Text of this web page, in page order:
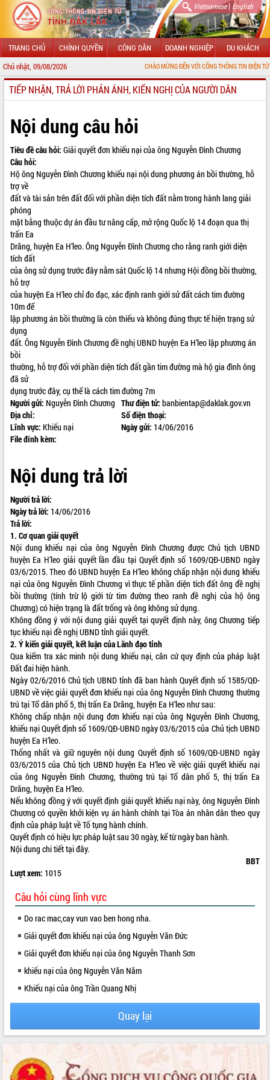
Vietnamese| English
TRANG CHỦ CHÍNH QUYỀN CÔNG DÂN DOANH NGHIỆP DU KHÁCH
Chủ nhật, 09/08/2026 CHÀO MỪNG ĐẾN VỚI CỔNG THÔNG TIN ĐIỆN TỬ TỈNH
GIỚI THIỆU
TIN TỨC SỰ KIỆN
SỞ, BAN, NGÀNH
UBND CÁC XÃ, PHƯỜNG
THÔNG TIN CHỈ ĐẠO ĐIỀU HÀNH
HỆ THỐNG VĂN BẢN
VĂN BẢN HĐND TỈNH
ĐIỂM TIN VĂN BẢN
QUY HOẠCH - KẾ HOẠCH
VIDEO
Khám bệnh, cấp phát thuốc miễn phí
và tặng quà người dân xã Cư Pui
Hội nghị UBND tỉnh Đắk Lắk thường kỳ
tháng 7/2026
Lễ truy tặng danh hiệu “Bà Mẹ Việt
Nam Anh hùng” và trao Huân chương
Lao động
UBND tỉnh Đắk Lắk triển khai nhiệm
vụ 6 tháng cuối năm 2026
Kỳ họp thứ Hai, Hội đồng nhân dân
tỉnh khóa XI quyết nghị nhiều nội dung
quan trọng
Bí thư Tỉnh ủy Lương Nguyễn Minh
Triết thăm, tặng quà người có công với
Rà soát, hoàn thiện hệ thống thiết chế
phát triển mới
Thường trực HĐND tỉnh Đắk Lắk gặp
mặt Đoàn chuyên gia y tế TP. Hồ Chí
Minh
Lễ truy điệu và an táng hài cốt liệt sĩ
tại Nghĩa trang Liệt sĩ xã Sơn Hòa
xuất khẩu sầu riêng và triển khai quy
định EUDR
trường Nguyễn Hoàng Hiệp khảo sát
vùng trồng và doanh nghiệp đóng gói
sầu riêng tại Đắk Lắk
Trình diễn nghệ thuật chế biến các
ALBUM ẢNH
TIẾP NHẬN, TRẢ LỜI PHẢN ÁNH, KIẾN NGHỊ CỦA NGƯỜI DÂN
Nội dung câu hỏi
Tiêu đề câu hỏi: Giải quyết đơn khiếu nại của ông Nguyễn Đình Chương
Câu hỏi:
Hộ ông Nguyễn Đình Chương khiếu nại nội dung phương án bồi thường, hỗ
trợ về
đất và tài sản trên đất đối với phần diện tích đất nằm trong hành lang giải
phóng
mặt bằng thuộc dự án đầu tư nâng cấp, mở rộng Quốc lộ 14 đoạn qua thị
trấn Ea
Drăng, huyện Ea H’leo. Ông Nguyễn Đình Chương cho rằng ranh giới diện
tích đất
của ông sử dụng trước đây nằm sát Quốc lộ 14 nhưng Hội đồng bồi thường,
hỗ trợ
của huyện Ea H’leo chỉ đo đạc, xác định ranh giới sử đất cách tim đường
10m để
lập phương án bồi thường là còn thiếu và không đúng thực tế hiện trạng sử
dụng
đất. Ông Nguyễn Đình Chương đề nghị UBND huyện Ea H’leo lập phương án
bồi
thường, hỗ trợ đối với phần diện tích đất gần tim đường mà hộ gia đình ông
đã sử
dụng trước đây, cụ thể là cách tim đường 7m
Người gửi: Nguyễn Đình Chương Thư điện tử: banbientap@daklak.gov.vn
Địa chỉ:
Số điện thoại:
Lĩnh vực: Khiếu nại Ngày gửi: 14/06/2016
File đính kèm:
Nội dung trả lời
Người trả lời:
Ngày trả lời: 14/06/2016
Trả lời:
1. Cơ quan giải quyết
Nội dung khiếu nại của ông Nguyễn Đình Chương được Chủ tịch UBND
huyện Ea H’leo giải quyết lần đầu tại Quyết định số 1609/QĐ-UBND ngày
03/6/2015. Theo đó UBND huyện Ea H’leo không chấp nhận nội dung khiếu
nại của ông Nguyễn Đình Chương vì thực tế phần diện tích đất ông đề nghị
bồi thường (tính trừ lộ giới từ tim đường theo ranh đề nghị của hộ ông
Chương) có hiện trạng là đất trống và ông không sử dụng.
Không đồng ý với nội dung giải quyết tại quyết định này, ông Chương tiếp
tục khiếu nại đề nghị UBND tỉnh giải quyết.
2. Ý kiến giải quyết, kết luận của Lãnh đạo tỉnh
Qua kiểm tra xác minh nội dung khiếu nại, căn cứ quy định của pháp luật
Đất đai hiện hành.
Ngày 02/6/2016 Chủ tịch UBND tỉnh đã ban hành Quyết định số 1585/QĐ-
UBND về việc giải quyết đơn khiếu nại của ông Nguyễn Đình Chương thường
trú tại Tổ dân phố 5, thị trấn Ea Drăng, huyện Ea H’leo như sau:
Không chấp nhận nội dung đơn khiếu nại của ông Nguyễn Đình Chương,
khiếu nại Quyết định số 1609/QĐ-UBND ngày 03/6/2015 của Chủ tịch UBND
huyện Ea H’leo.
Thống nhất và giữ nguyên nội dung Quyết định số 1609/QĐ-UBND ngày
03/6/2015 của Chủ tịch UBND huyện Ea H’leo về việc giải quyết khiếu nại
của ông Nguyễn Đình Chương, thường trú tại Tổ dân phố 5, thị trấn Ea
Drăng, huyện Ea H’leo.
Nếu không đồng ý với quyết định giải quyết khiếu nại này, ông Nguyễn Đình
Chương có quyền khởi kiện vụ án hành chính tại Tòa án nhân dân theo quy
định của pháp luật về Tố tụng hành chính.
Quyết định có hiệu lực pháp luật sau 30 ngày, kể từ ngày ban hành.
Nội dung chi tiết tại đây.
BBT
Lượt xem: 1015
Câu hỏi cùng lĩnh vực
Do rac mac,cay vun vao ben hong nha.
Giải quyết đơn khiếu nại của ông Nguyễn Văn Đức
Giải quyết đơn khiếu nại của ông Nguyễn Thanh Sơn
khiếu nại của ông Nguyễn Văn Năm
Khiếu nại của ông Trần Quang Nhị
Quay lại